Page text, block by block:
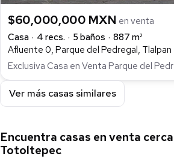
$60,000,000 MXN en venta
Casa
4 recs. 5 baños
887 m²
Afluente 0, Parque del Pedregal, Tlalpan
Exclusiva Casa en Venta Parque del
Ver más casas similares
Encuentra casas en venta
Totoltepec